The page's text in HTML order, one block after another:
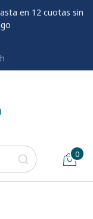
en 12 cuotas sin
0